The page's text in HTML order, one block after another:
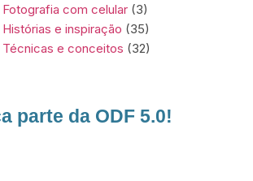
Fotografia com celular (3)
Histórias e inspiração (35)
Técnicas e conceitos (32)
parte da ODF 5.0!